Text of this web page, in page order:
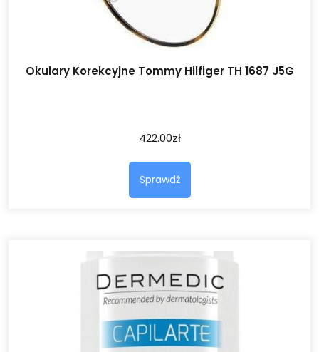
Okulary Korekcyjne Tommy Hilfiger TH 1687 J5G
422.00zł
Sprawdź